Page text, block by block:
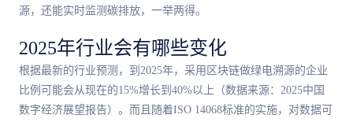
源，还能实时监测碳排放，一举两得。
2025年行业会有哪些变化
根据最新的行业预测，到2025年，采用区块链做绿电溯源的企业
比例可能会从现在的15%增长到40%以上（数据来源：2025中国
数字经济展望报告）。而且随着ISO 14068标准的实施，对数据可